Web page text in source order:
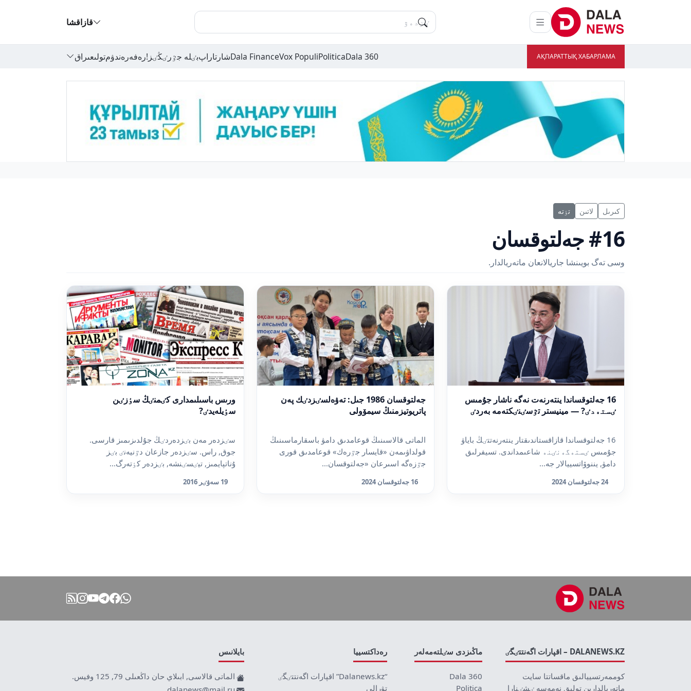
قازاقشا
АҚПАРАТТЫҚ ХАБАРЛАМА
Dala 360
Politica
Vox Populi
Dala Financeشارتاراپبٸلە جٷرٸڭٸز!رەفەرەندۋمتولىعىراق
كىرىل لاتىن تٶتە
#16 جەلتوقسان
وسى تەگ بويىنشا جاريالانعان ماتەريالدار.
16 جەلتوقساندا ينتەرنەت نەگە ناشار جۇمىس
ٸستەدٸ? — مينيستر تٷسٸنٸكتەمە بەردٸ
16 جەلتوقساندا قازاقستاندىقتار ينتەرنەتتٸڭ باياۋ
جۇمىس ٸستەگەنٸنە شاعىمداندى. تسيفرلىق
دامۋ, يننوۆاتسييالار جە...
24 جەلتوقسان 2024
جەلتوقسان 1986 جىل: تەۋەلسٸزدٸك پەن
پاتريوتيزمنىڭ سيمۆولى
الماتى قالاسىنىڭ قوعامدىق دامۋ باسقارماسىنىڭ
قولداۋىمەن «قايسار جٷرەك» قوعامدىق قورى
جٷزەگە اسىرعان «جەلتوقسان...
16 جەلتوقسان 2024
ورىس باسىلىمدارى كٸمنٸڭ سٶزٸن
سٶيلەيدٸ?
سٸزدەر مەن بٸزدەردٸڭ جۇلدىزىمىز قارسى.
جوق, راس. سٸزدەر جازعان دٷنيەنٸ بٸز
ۇناتپايمىز, تيٸسٸنشە, بٸزدەر كٶتەرگ...
19 سەۋٸر 2016
DALANEWS.KZ – اقپارات اگەنتتٸگٸ
كوممەرتسييالىق ماقساتتا سايت
ماتەريالدارىن تولىق نەمەسە ٸشٸنارا
ماڭىزدى سٸلتەمەلەر
Dala 360
Politica
رەداكتسييا
“Dalanews.kz” اقپارات اگەنتتٸگٸ
تۋرالى
بايلانىس
الماتى قالاسى, ابىلاي حان داڭعىلى 79, 125 وفيس.